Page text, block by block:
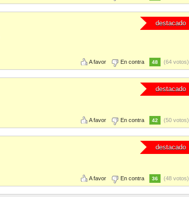
destacado
A favor En contra 48 (64 votos)
destacado
A favor En contra 42 (50 votos)
destacado
A favor En contra 36 (48 votos)